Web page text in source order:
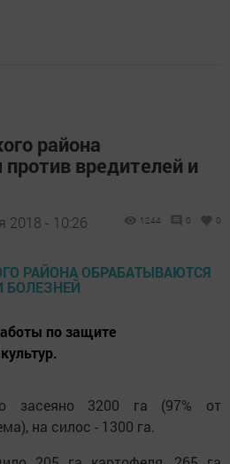
района
вредителей и
2018 - 10:26 1244 0 0
по защите
засеяно 3200 га (97% от
на силос - 1300 га.